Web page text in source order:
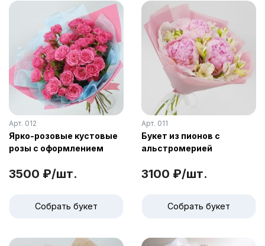
Арт. 012
Ярко-розовые кустовые
розы с оформлением
3500 ₽/шт.
Собрать букет
Арт. 011
Букет из пионов с
альстромерией
3100 ₽/шт.
Собрать букет